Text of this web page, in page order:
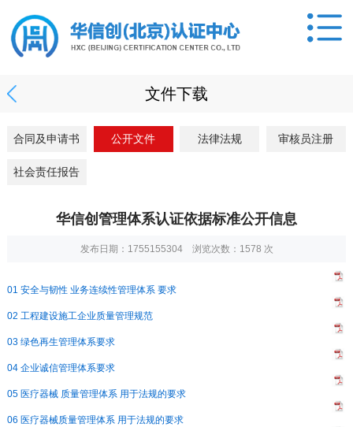
文件下载
合同及申请书 公开文件 法律法规 审核员注册
社会责任报告
华信创管理体系认证依据标准公开信息
发布日期：1755155304 浏览次数： 1578 次
01 安全与韧性 业务连续性管理体系 要求
02 工程建设施工企业质量管理规范
03 绿色再生管理体系要求
04 企业诚信管理体系要求
05 医疗器械 质量管理体系 用于法规的要求
06 医疗器械质量管理体系 用于法规的要求